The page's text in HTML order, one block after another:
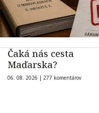
Čaká nás cesta
Maďarska?
06. 08. 2026 | 277 komentárov